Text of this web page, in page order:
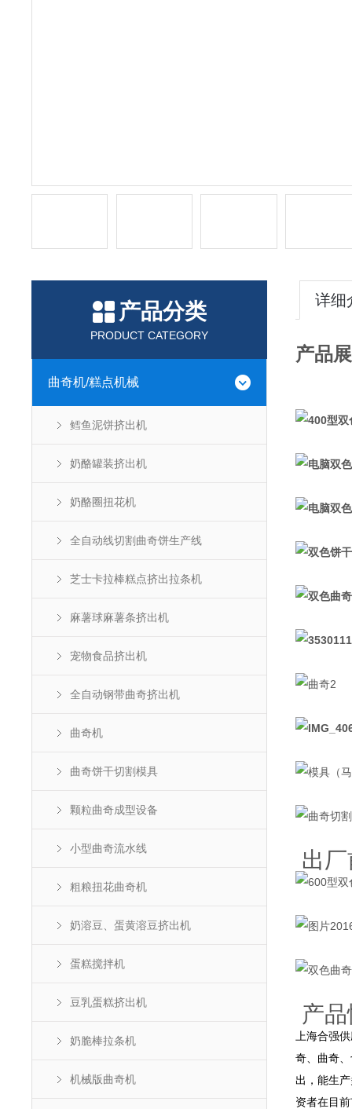
产品分类
PRODUCT CATEGORY
曲奇机/糕点机械
鳕鱼泥饼挤出机
奶酪罐装挤出机
奶酪圈扭花机
全自动线切割曲奇饼生产线
芝士卡拉棒糕点挤出拉条机
麻薯球麻薯条挤出机
宠物食品挤出机
全自动钢带曲奇挤出机
曲奇机
曲奇饼干切割模具
颗粒曲奇成型设备
小型曲奇流水线
粗粮扭花曲奇机
奶溶豆、蛋黄溶豆挤出机
蛋糕搅拌机
豆乳蛋糕挤出机
奶脆棒拉条机
机械版曲奇机
详细
产品
出
产
上海合强
奇、曲奇
出，能生
资者在目